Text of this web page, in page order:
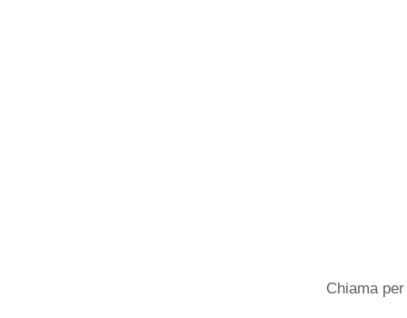
Chiama